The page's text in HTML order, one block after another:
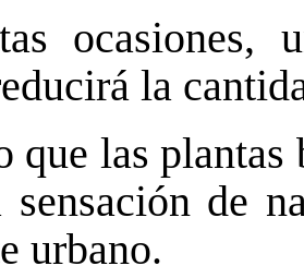
ocasiones,
la
que las
sensación de
urbano.